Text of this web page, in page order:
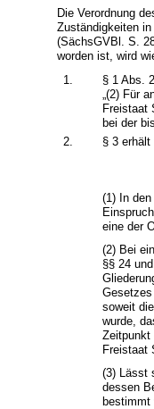
Die Verordnung
Zuständigkeiten
(SächsGVBl. S.
worden ist, wird
1.
§ 1 Abs.
„(2) Für
Freistaat
bei der
2.
§ 3 erhält
(1) In
eine der
(2) Bei
§§ 24
soweit
wurde,
Zeitpunkt
Freistaat
(3) Lässt
dessen
bestimmt